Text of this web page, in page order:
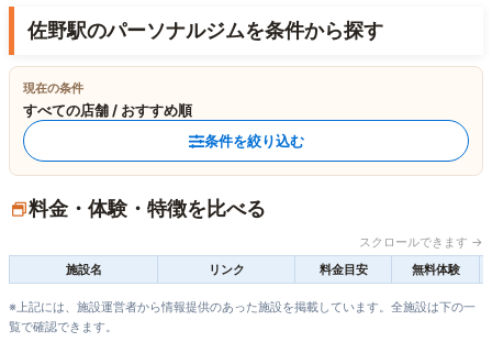
佐野駅のパーソナルジムを条件から探す
現在の条件
すべての店舗 / おすすめ順
条件を絞り込む
料金・体験・特徴を比べる
スクロールできます →
施設名
リンク 料金目安 無料体験
※上記には、施設運営者から情報提供のあった施設を掲載しています。全施設は下の一
覧で確認できます。